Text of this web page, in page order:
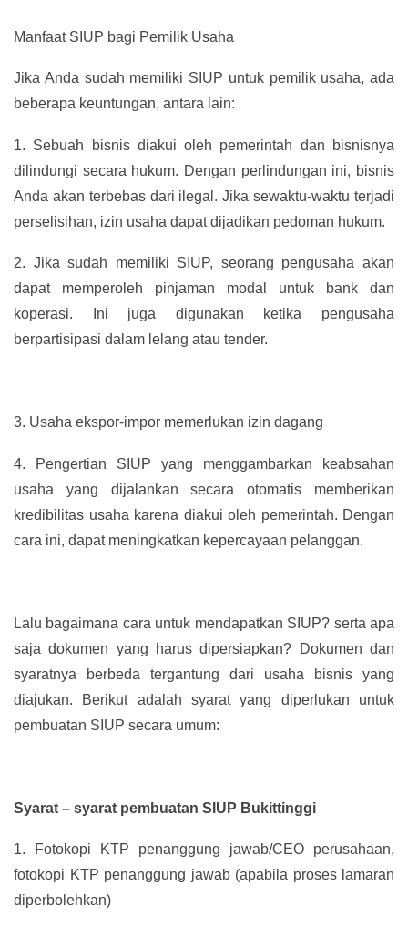
Manfaat SIUP bagi Pemilik Usaha
Jika Anda sudah memiliki SIUP untuk pemilik usaha, ada
beberapa keuntungan, antara lain:
1. Sebuah bisnis diakui oleh pemerintah dan bisnisnya
dilindungi secara hukum. Dengan perlindungan ini, bisnis
Anda akan terbebas dari ilegal. Jika sewaktu-waktu terjadi
perselisihan, izin usaha dapat dijadikan pedoman hukum.
2. Jika sudah memiliki SIUP, seorang pengusaha akan
dapat memperoleh pinjaman modal untuk bank dan
koperasi. Ini juga digunakan ketika pengusaha
berpartisipasi dalam lelang atau tender.
3. Usaha ekspor-impor memerlukan izin dagang
4.
Pengertian SIUP yang menggambarkan keabsahan
usaha yang dijalankan secara otomatis memberikan
kredibilitas usaha karena diakui oleh pemerintah. Dengan
cara ini, dapat meningkatkan kepercayaan pelanggan.
Lalu bagaimana cara untuk mendapatkan SIUP? serta apa
saja dokumen yang harus dipersiapkan? Dokumen dan
syaratnya berbeda tergantung dari usaha bisnis yang
diajukan. Berikut adalah syarat yang diperlukan untuk
pembuatan SIUP secara umum:
Syarat – syarat pembuatan SIUP Bukittinggi
1.
Fotokopi KTP penanggung jawab/CEO perusahaan,
fotokopi KTP penanggung jawab (apabila proses lamaran
diperbolehkan)